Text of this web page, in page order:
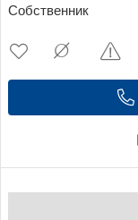
Собственник